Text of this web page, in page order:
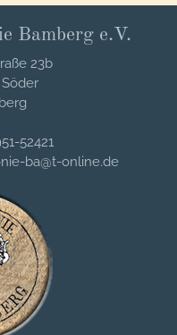
Bamberg e.V.
23b
52421
ba@t-online.de